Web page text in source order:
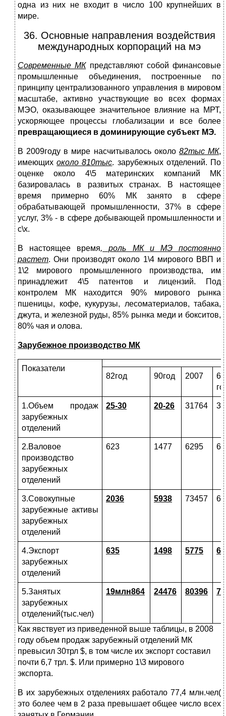
одна из них не входит в число 100 крупнейших в
мире.
36. Основные направления воздействия
международных корпораций на мэ
Современные МКпредставляют собой финансовые
промышленные объединения, построенные по
принципу централизованного управления в мировом
масштабе, активно участвующие во всех формах
МЭО, оказывающее значительное влияние на МРТ,
ускоряющее процессы глобализации и все более
превращающиеся в доминирующие субъект МЭ.
В 2009году в мире насчитывалось около 82тыс МК,
имеющихоколо 810тыс. зарубежных отделений. По
оценке около 4\5 материнских компаний МК
базировалась в развитых странах. В настоящее
время примерно 60% МК занято в сфере
обрабатывающей промышленности, 37% в сфере
услуг, 3% - в сфере добывающей промышленности и
с\х.
В настоящее время, роль МК и МЭ постоянно
растет. Они производят около 1\4 мирового ВВП и
1\2 мирового промышленного производства, им
принадлежит 4\5 патентов и лицензий. Под
контролем МК находится 90% мирового рынка
пшеницы, кофе, кукурузы, лесоматериалов, табака,
джута, и железной руды, 85% рынка меди и бокситов,
80% чая и олова.
Зарубежное производство МК
Показатели
82год
90год 2007
1.Объем продаж
зарубежных
отделений
25-30 20-26 31764
2.Валовое
производство
зарубежных
отделений
623 1477 6295
3.Совокупные
зарубежные активы
зарубежных
отделений
2036 5938 73457
4.Экспорт
зарубежных
отделений
635 1498 5775
5.Занятых
зарубежных
отделений(тыс.чел)
19млн864 24476 80396
Как явствует из приведенной выше таблицы, в 2008
году объем продаж зарубежный отделений МК
превысил 30трл $, в том числе их экспорт составил
почти 6,7 трл. $. Или примерно 1\3 мирового
экспорта.
В их зарубежных отделениях работало 77,4 млн.чел(
это более чем в 2 раза превышает общее число всех